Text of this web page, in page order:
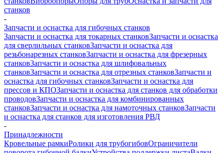
станков
-
Запчасти и оснастка для гибочных станков
Запчасти и оснастка для токарных станковЗапчасти и оснастка
для сверлильных станковЗапчасти и оснастка для
резьбонарезных станковЗапчасти и оснастка для фрезерных
станковЗапчасти и оснастка для шлифовальных
станковЗапчасти и оснастка для отрезных станковЗапчасти и
оснастка для гибочных станковЗапчасти и оснастка для
прессов и КПОЗапчасти и оснастка для станков для обработки
проводовЗапчасти и оснастка для комбинированных
станковЗапчасти и оснастка для намоточных станковЗапчасти
и оснастка для станков для изготовления РВД
-
Принадлежности
Кровельные рамкиРолики для трубогибовОграничители